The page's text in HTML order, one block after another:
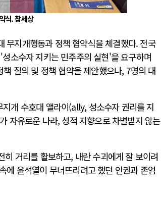
식. 참세상
무지개행동과 정책 협약식을 체결했다. 전국
소수자 지키는 민주주의 실현'을 요구하며
질의 및 정책 협약을 제안했으나, 7명의 대
개 수호대 앨라이(ally, 성소수자 권리를 지
자유로운 나라, 성적 지향으로 차별받지 않는
거리를 활보하고, 내란 수괴에게 잘 보이려
에 윤석열이 무너뜨리려고 했던 인권과 존엄